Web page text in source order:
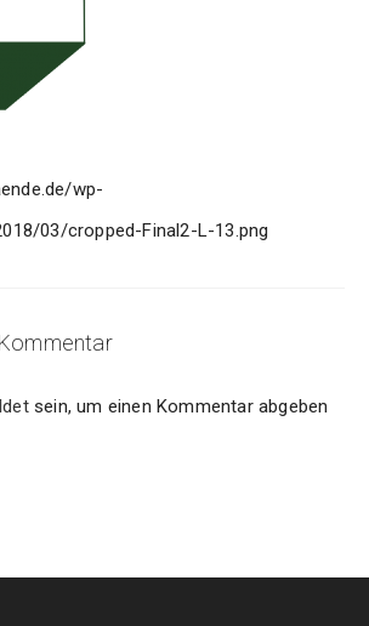
wp-
03/cropped-Final2-L-13.png
sein, um einen Kommentar abgeben